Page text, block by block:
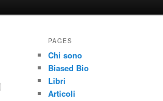
PAGES
Chi sono
Biased Bio
Libri
Articoli